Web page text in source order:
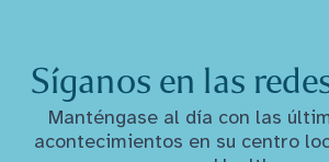
Síganos en las
Manténgase al día con las
acontecimientos en su centro